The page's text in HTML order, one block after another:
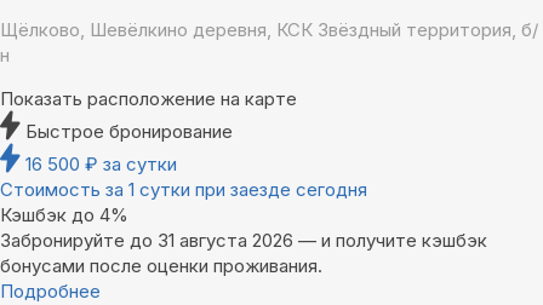
Щёлково, Шевёлкино деревня, КСК Звёздный территория, б/
н
Показать расположение на карте
Быстрое бронирование
16 500 ₽ за сутки
Стоимость за 1 сутки при заезде сегодня
Кэшбэк до 4%
Забронируйте до 31 августа 2026 — и получите кэшбэк
бонусами после оценки проживания.
Подробнее